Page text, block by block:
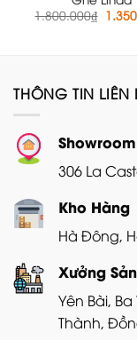
1.800.000₫ Giá
gốc
THÔNG TIN LIÊN
Showroom
306 La
Kho Hàng
Hà Đông,
Xưởng
Yên Bài,
Thành,